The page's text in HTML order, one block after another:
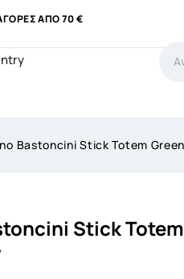
ΑΠΟ 70 €
Bastoncini Stick Totem Green
Stick